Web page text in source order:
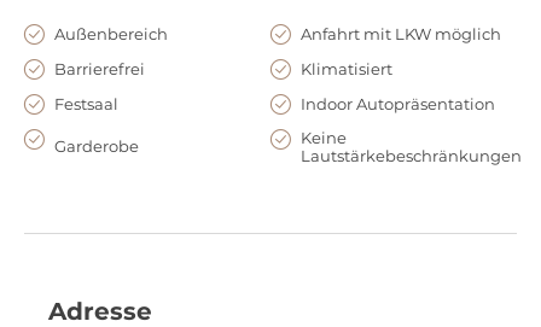
Außenbereich
Anfahrt mit LKW möglich
Barrierefrei
Klimatisiert
Festsaal
Indoor Autopräsentation
Garderobe
Keine
Lautstärkebeschränkungen
Adresse